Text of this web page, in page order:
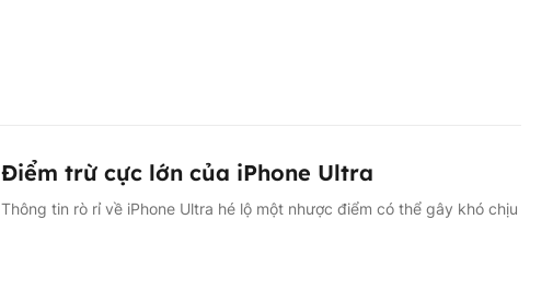
Điểm trừ cực lớn của iPhone Ultra
Thông tin rò rỉ về iPhone Ultra hé lộ một nhược điểm có thể gây khó chịu